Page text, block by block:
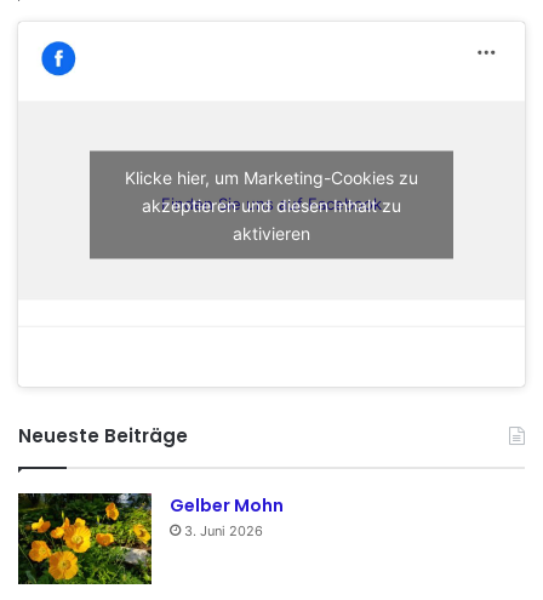
Finden Sie uns auf Facebook
Klicke hier, um Marketing-Cookies zu
akzeptieren und diesen Inhalt zu
aktivieren
Neueste Beiträge
Gelber Mohn
3. Juni 2026